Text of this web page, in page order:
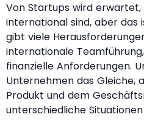
Von Startups wird erwartet,
international sind, aber das
gibt viele
internationale
finanzielle Anforderungen.
Unternehmen das Gleiche,
Produkt und dem
unterschiedliche